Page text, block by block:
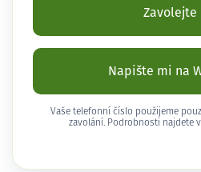
Zavolejte
Napište mi na
Vaše telefonní číslo použijeme
zavolání. Podrobnosti najdete v